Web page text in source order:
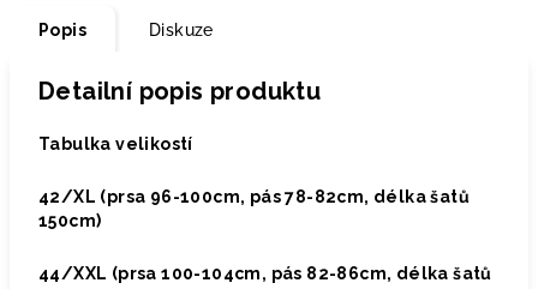
Popis Diskuze
Detailní popis produktu
Tabulka velikostí
42/XL (prsa 96-100cm, pás 78-82cm, délka šatů
150cm)
44/XXL (prsa 100-104cm, pás 82-86cm, délka šatů